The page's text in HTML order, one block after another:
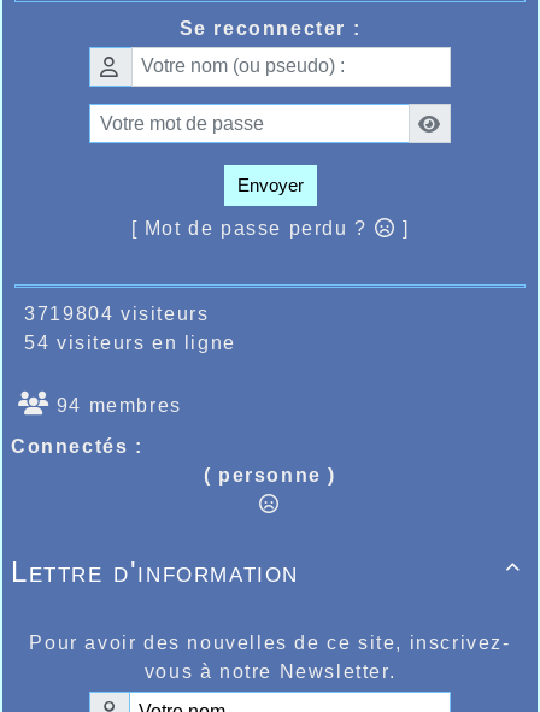
détermination qui devait l’amener à améliorer son
propre record du club établi sur la même piste en
2020, améliorant de 2 secondes sa meilleure
marque qui était de 15.53.27, elle passait la ligne
d’arrivée en 15.51.28.
Voilà donc une belle entrée en matière pour cette
oublier 2020, cauchemar de tous les sportifs et de
Quand retrouvera-t-elle une autre compétition ?
Félicitation Léa pour cette belle prestation qui
son club, athlètes et aux dirigeants.
Se reconnecter :
Envoyer
[ Mot de passe perdu ? ]
3719804 visiteurs
54 visiteurs en ligne
94 membres
Connectés :
( personne )

Lettre d'information
Pour avoir des nouvelles de ce site, inscrivez-
vous à notre Newsletter.